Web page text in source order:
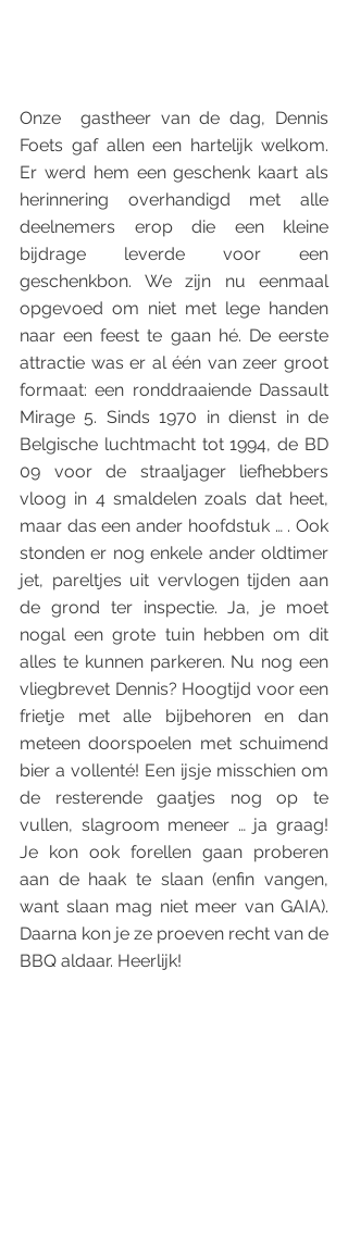
Onze  gastheer van de dag, Dennis
Foets gaf allen een hartelijk welkom.
Er werd hem een geschenk kaart als
herinnering overhandigd met alle
deelnemers erop die een kleine
bijdrage leverde voor een
geschenkbon. We zijn nu eenmaal
opgevoed om niet met lege handen
naar een feest te gaan hé. De eerste
attractie was er al één van zeer groot
formaat: een ronddraaiende Dassault
Mirage 5. Sinds 1970 in dienst in de
Belgische luchtmacht tot 1994, de BD
09 voor de straaljager liefhebbers
vloog in 4 smaldelen zoals dat heet,
maar das een ander hoofdstuk … . Ook
stonden er nog enkele ander oldtimer
jet, pareltjes uit vervlogen tijden aan
de grond ter inspectie. Ja, je moet
nogal een grote tuin hebben om dit
alles te kunnen parkeren. Nu nog een
vliegbrevet Dennis? Hoogtijd voor een
frietje met alle bijbehoren en dan
meteen doorspoelen met schuimend
bier a vollenté! Een ijsje misschien om
de resterende gaatjes nog op te
vullen, slagroom meneer … ja graag!
Je kon ook forellen gaan proberen
aan de haak te slaan (enfin vangen,
want slaan mag niet meer van GAIA).
Daarna kon je ze proeven recht van de
BBQ aldaar. Heerlijk!